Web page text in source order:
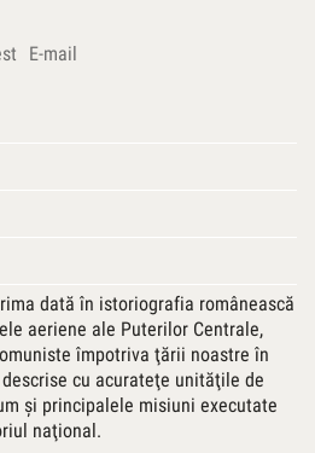
E-mail
dată în istoriografia românească
aeriene ale Puterilor Centrale,
împotriva ţării noastre în
cu acurateţe unităţile de
şi principalele misiuni executate
naţional.